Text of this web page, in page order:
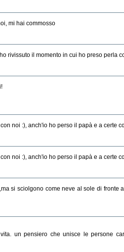
mi hai commosso
rivissuto il momento in cui ho preso perla
noi :), anch'io ho perso il papà e a certe
noi :), anch'io ho perso il papà e a certe
si sciolgono come neve al sole di fronte
un pensiero che unisce le persone